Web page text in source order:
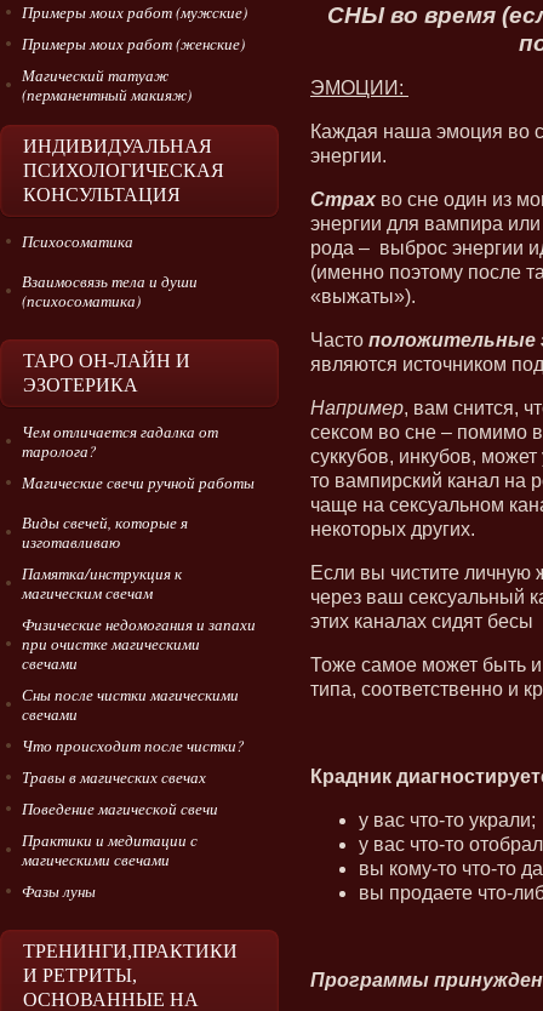
Примеры моих работ (мужские)
Примеры моих работ (женские)
Магический татуаж
(перманентный макияж)
ИНДИВИДУАЛЬНАЯ
ПСИХОЛОГИЧЕСКАЯ
КОНСУЛЬТАЦИЯ
Психосоматика
Взаимосвязь тела и души
(психосоматика)
ТАРО ОН-ЛАЙН И
ЭЗОТЕРИКА
Чем отличается гадалка от
таролога?
Магические свечи ручной работы
Виды свечей, которые я
изготавливаю
Памятка/инструкция к
магическим свечам
Физические недомогания и запахи
при очистке магическими
свечами
Сны после чистки магическими
свечами
Что происходит после чистки?
Травы в магических свечах
Поведение магической свечи
Практики и медитации с
магическими свечами
Фазы луны
ТРЕНИНГИ,ПРАКТИКИ
И РЕТРИТЫ,
ОСНОВАННЫЕ НА
СНЫ во время
ЭМОЦИИ:
Каждая наша эмоция во
энергии.
Страх во сне один из
энергии для вампира
рода – выброс энергии
(именно поэтому после
«выжаты»).
Часто положительные
являются источником
Например, вам снится,
сексом во сне – помимо
суккубов, инкубов,
то вампирский канал на
чаще на сексуальном
некоторых других.
Если вы чистите личную
через ваш сексуальный
этих каналах сидят
Тоже самое может быть и
типа, соответственно и
Крадник
у вас что-то украли;
у вас что-то
вы кому-то что-то
вы продаете что-
Программы